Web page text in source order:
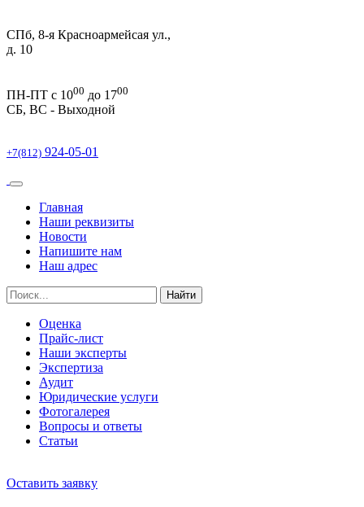
СПб, 8-я Красноармейсая ул.,
д. 10
ПН-ПТ c 1000 до 1700
СБ, ВС - Выходной
+7(812) 924-05-01
Главная
Наши реквизиты
Новости
Напишите нам
Наш адрес
Найти
Оценка
Прайс-лист
Наши эксперты
Экспертиза
Аудит
Юридические услуги
Фотогалерея
Вопросы и ответы
Статьи
Оставить заявку